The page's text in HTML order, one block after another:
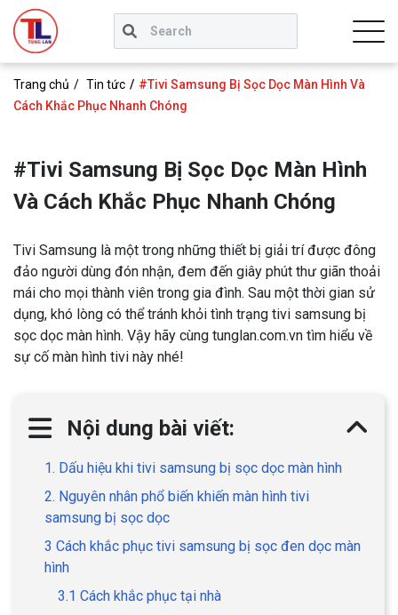
Trang chủ Tin tức
#Tivi Samsung Bị Sọc Dọc Màn Hình Và
Cách Khắc Phục Nhanh Chóng
#Tivi Samsung Bị Sọc Dọc Màn Hình
Và Cách Khắc Phục Nhanh Chóng
Tivi Samsung là một trong những thiết bị giải trí được đông
đảo người dùng đón nhận, đem đến giây phút thư giãn thoải
mái cho mọi thành viên trong gia đình. Sau một thời gian sử
dụng, khó lòng có thể tránh khỏi tình trạng tivi samsung bị
sọc dọc màn hình. Vậy hãy cùng tunglan.com.vn tìm hiểu về
sự cố màn hình tivi này nhé!
Nội dung bài viết:
1. Dấu hiệu khi tivi samsung bị sọc dọc màn hình
2. Nguyên nhân phổ biến khiến màn hình tivi
samsung bị sọc dọc
3 Cách khắc phục tivi samsung bị sọc đen dọc màn
hình
3.1 Cách khắc phục tại nhà